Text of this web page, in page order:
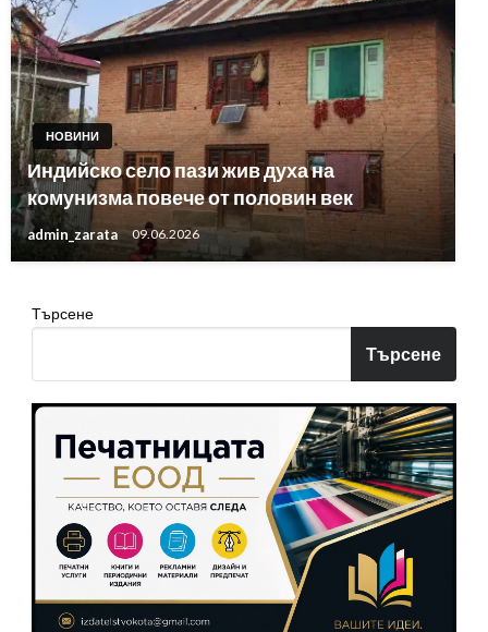
НОВИНИ
Индийско село пази жив духа на
комунизма повече от половин век
admin_zarata 09.06.2026
Търсене
Търсене